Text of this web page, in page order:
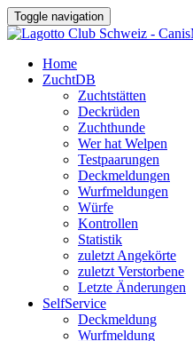
Toggle navigation
Home
ZuchtDB
Zuchtstätten
Deckrüden
Zuchthunde
Wer hat Welpen
Testpaarungen
Deckmeldungen
Wurfmeldungen
Würfe
Kontrollen
Statistik
zuletzt Angekörte
zuletzt Verstorbene
Letzte Änderungen
SelfService
Deckmeldung
Wurfmeldung